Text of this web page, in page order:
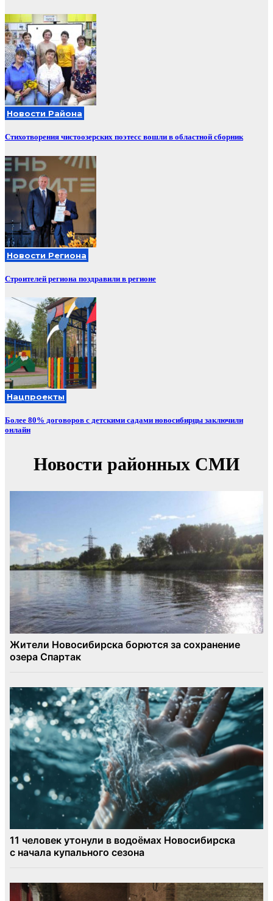
Новости Района
Стихотворения чистоозерских поэтесс вошли в областной сборник
Новости Региона
Строителей региона поздравили в регионе
Нацпроекты
Более 80% договоров с детскими садами новосибирцы заключили
онлайн